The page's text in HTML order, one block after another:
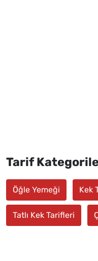
Tarif
Öğle Yemeği Kek
Tatlı Kek Tarifleri